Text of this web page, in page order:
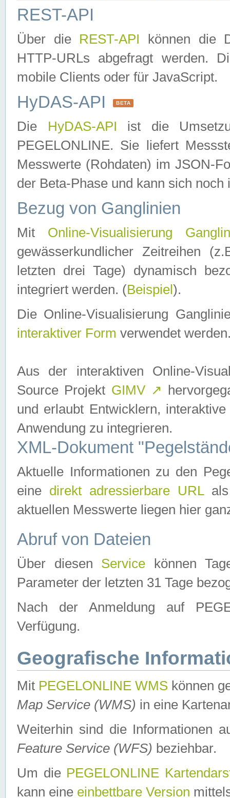
REST-API
Über die REST-API können die
HTTP-URLs abgefragt werden.
mobile Clients oder für JavaScript.
HyDAS-API BETA
Die HyDAS-API ist die
PEGELONLINE. Sie liefert
Messwerte (Rohdaten) im JSON-
der Beta-Phase und kann sich noch
Bezug von Ganglinien
Mit Online-Visualisierung
gewässerkundlicher Zeitreihen
letzten drei Tage) dynamisch
integriert werden. (Beispiel ).
Die Online-Visualisierung
interaktiver Form verwendet
Aus der interaktiven Online-
Source Projekt GIMV ↗
und erlaubt Entwicklern,
Anwendung zu integrieren.
XML-Dokument
Aktuelle Informationen zu den
eine direkt adressierbare URLals
aktuellen Messwerte liegen hier
Abruf von Dateien
Über diesen Service können
Parameter der letzten 31 Tage
Nach der Anmeldung auf
Verfügung.
Geografische
Mit PEGELONLINE WMS können
Map Service (WMS) in eine
Weiterhin sind die Informationen
Feature Service (WFS) beziehbar.
Um die PEGELONLINE
kann eine einbettbare Version